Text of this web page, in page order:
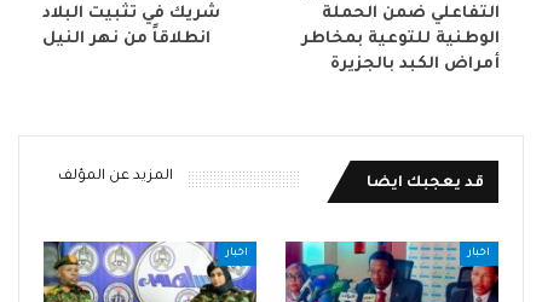
التفاعلي ضمن الحملة
الوطنية للتوعية بمخاطر
أمراض الكبد بالجزيرة
شريك في تثبيت البلاد
انطلاقاً من نهر النيل
قد يعجبك ايضا المزيد عن المؤلف
اخبار اخبار